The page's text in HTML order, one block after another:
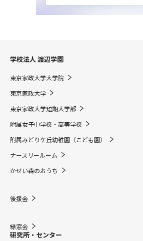
学校法人 渡辺学園
東京家政大学大学院
東京家政大学
東京家政大学短期大学部
附属女子中学校・高等学校
附属みどりケ丘幼稚園（こども園）
ナースリールーム
かせい森のおうち
後援会
緑窓会
研究所・センター